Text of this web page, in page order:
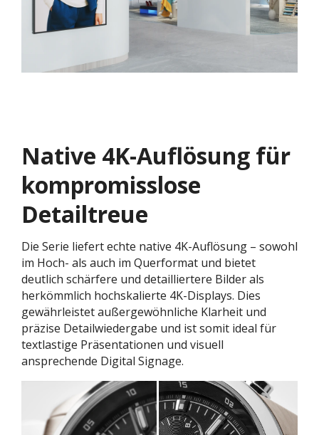
Native 4K-Auflösung für
kompromisslose
Detailtreue
Die Serie liefert echte native 4K-Auflösung – sowohl
im Hoch- als auch im Querformat und bietet
deutlich schärfere und detailliertere Bilder als
herkömmlich hochskalierte 4K-Displays. Dies
gewährleistet außergewöhnliche Klarheit und
präzise Detailwiedergabe und ist somit ideal für
textlastige Präsentationen und visuell
ansprechende Digital Signage.